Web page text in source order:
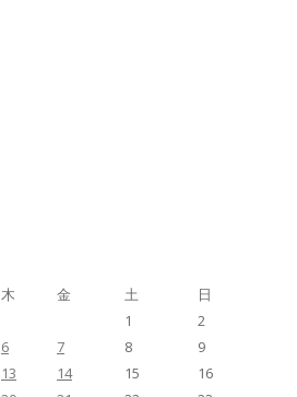
木 金 土 日
1
2
6 7 8
9
13 14 15
16